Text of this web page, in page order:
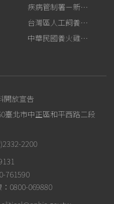
疾病管制署－新型A型流感專區
台灣區人工飼養鴕鳥協會
中華民國養火雞協會
開放宣告
臺北市中正區和平西路二段
2200
761590
0800-069880